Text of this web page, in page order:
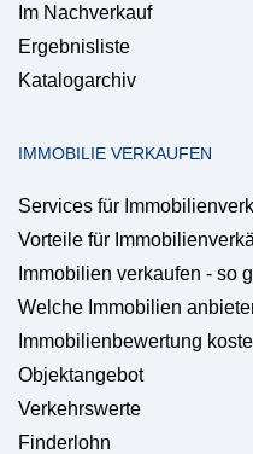
Im Nachverkauf
Ergebnisliste
Katalogarchiv
IMMOBILIE VERKAUFEN
Services für
Vorteile für
Immobilien verkaufen - so
Welche Immobilien
Immobilienbewertung
Objektangebot
Verkehrswerte
Finderlohn